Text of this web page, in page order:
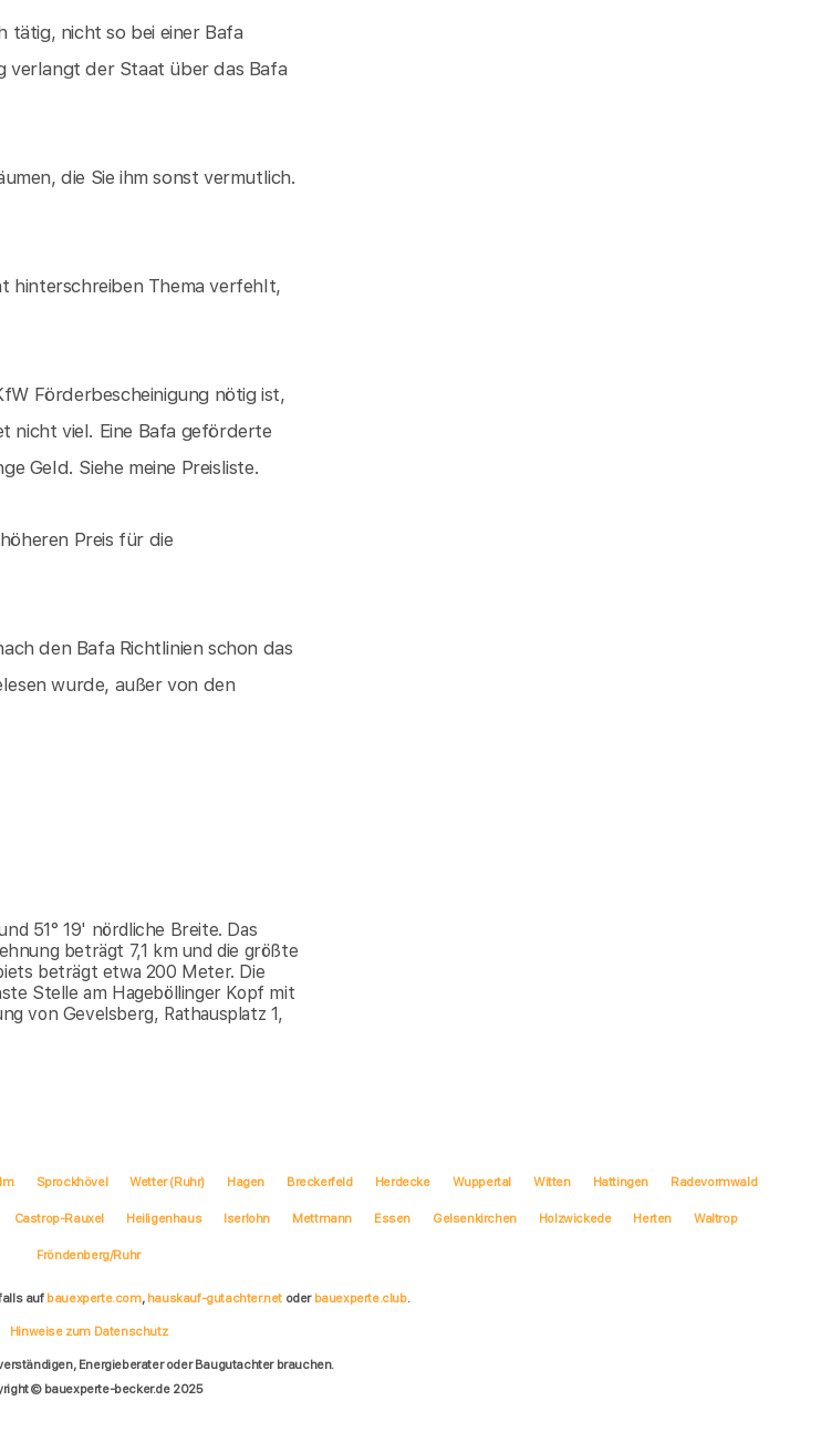
tätig, nicht so bei einer Bafa
verlangt der Staat über das Bafa
die Sie ihm sonst vermutlich.
hinterschreiben Thema verfehlt,
Förderbescheinigung nötig ist,
nicht viel. Eine Bafa geförderte
Geld. Siehe meine Preisliste.
Preis für die
den Bafa Richtlinien schon das
wurde, außer von den
51° 19' nördliche Breite. Das
beträgt 7,1 km und die größte
beträgt etwa 200 Meter. Die
Stelle am Hageböllinger Kopf mit
von Gevelsberg, Rathausplatz 1,
Sprockhövel Wetter (Ruhr) Hagen Breckerfeld Herdecke Wuppertal Witten Hattingen Radevormwald
Castrop-Rauxel Heiligenhaus Iserlohn Mettmann Essen Gelsenkirchen Holzwickede Herten Waltrop
Fröndenberg/Ruhr
auf bauexperte.com, hauskauf-gutachter.net oder bauexperte.club.
Hinweise zum Datenschutz
Energieberater oder Baugutachter brauchen.
© bauexperte-becker.de 2025